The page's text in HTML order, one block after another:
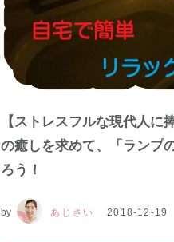
【ストレスフルな現代人に
の癒しを求めて、「ランプ
ろう！
by あじさい 2018-12-19